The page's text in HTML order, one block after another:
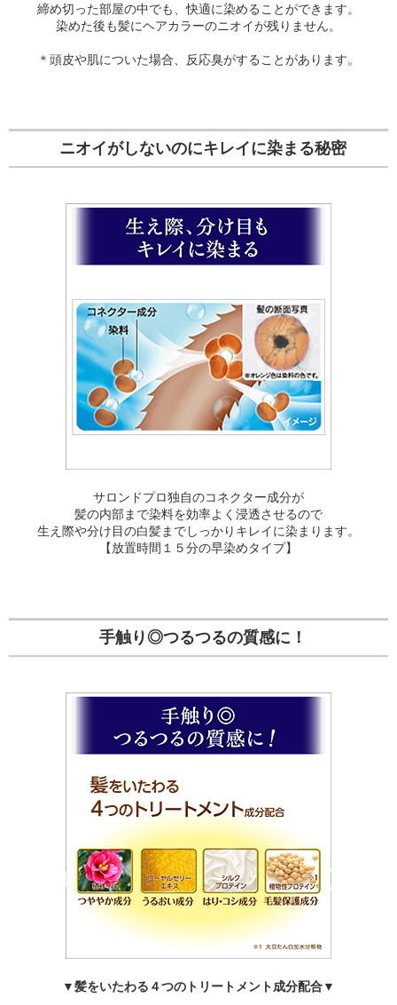
締め切った部屋の中でも、快適に染めることができます。
染めた後も髪にヘアカラーのニオイが残りません。
＊頭皮や肌についた場合、反応臭がすることがあります。
ニオイがしないのにキレイに染まる秘密
サロンドプロ独自のコネクター成分が
髪の内部まで染料を効率よく浸透させるので
生え際や分け目の白髪までしっかりキレイに染まります。
【放置時間１５分の早染めタイプ】
手触り◎つるつるの質感に！
▼髪をいたわる４つのトリートメント成分配合▼